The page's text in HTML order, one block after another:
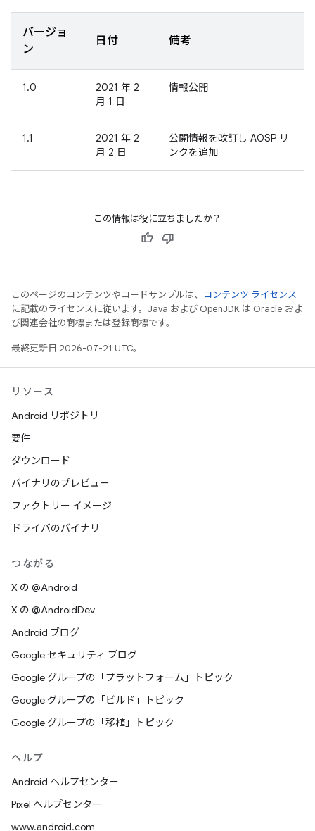
バージョ
ン
日付 備考
1.0
2021 年 2
月 1 日
情報公開
1.1
2021 年 2
月 2 日
公開情報を改訂し AOSP リ
ンクを追加
この情報は役に立ちましたか？
このページのコンテンツやコードサンプルは、
コンテンツ ライセンス
に記載のライセンスに従います。Java および OpenJDK は Oracle およ
び関連会社の商標または登録商標です。
最終更新日 2026-07-21 UTC。
リソース
Android リポジトリ
要件
ダウンロード
バイナリのプレビュー
ファクトリー イメージ
ドライバのバイナリ
つながる
X の @Android
X の @AndroidDev
Android ブログ
Google セキュリティ ブログ
Google グループの「プラットフォーム」トピック
Google グループの「ビルド」トピック
Google グループの「移植」トピック
ヘルプ
Android ヘルプセンター
Pixel ヘルプセンター
www.android.com